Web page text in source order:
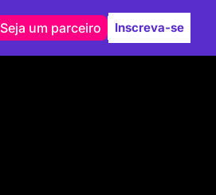
Seja um parceiro Inscreva-se